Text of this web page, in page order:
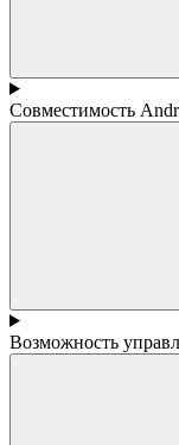
Совместимость
Возможность